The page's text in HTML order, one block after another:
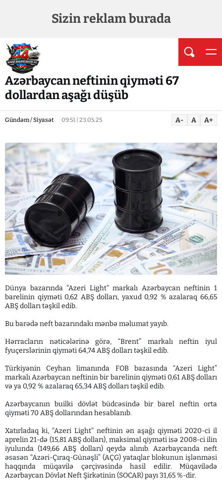
Sizin reklam burada
Azərbaycan neftinin qiyməti 67
dollardan aşağı düşüb
Gündəm / Siyasət 09:51 | 23.05.25 A- A A+
Dünya bazarında "Azeri Light" markalı Azərbaycan neftinin 1
barelinin qiyməti 0,62 ABŞ dolları, yaxud 0,92 % azalaraq 66,65
ABŞ dolları təşkil edib.
Bu barədə neft bazarındakı mənbə məlumat yayıb.
Hərracların nəticələrinə görə, “Brent” markalı neftin iyul
fyuçerslərinin qiyməti 64,74 ABŞ dolları təşkil edib.
Türkiyənin Ceyhan limanında FOB bazasında “Azeri Light”
markalı Azərbaycan neftinin bir barelinin qiyməti 0,61 ABŞ dolları
və ya 0,92 % azalaraq 65,34 ABŞ dolları təşkil edib.
Azərbaycanın builki dövlət büdcəsində bir barel neftin orta
qiyməti 70 ABŞ dollarından hesablanıb.
Xatırladaq ki, "Azeri Light" neftinin ən aşağı qiyməti 2020-ci il
aprelin 21-də (15,81 ABŞ dolları), maksimal qiyməti isə 2008-ci ilin
iyulunda (149,66 ABŞ dolları) qeydə alınıb. Azərbaycanda neft
əsasən "Azəri-Çıraq-Günəşli” (AÇG) yataqlar blokunun işlənməsi
haqqında müqavilə çərçivəsində hasil edilir. Müqavilədə
Azərbaycan Dövlət Neft Şirkətinin (SOCAR) payı 31,65 %-dir.